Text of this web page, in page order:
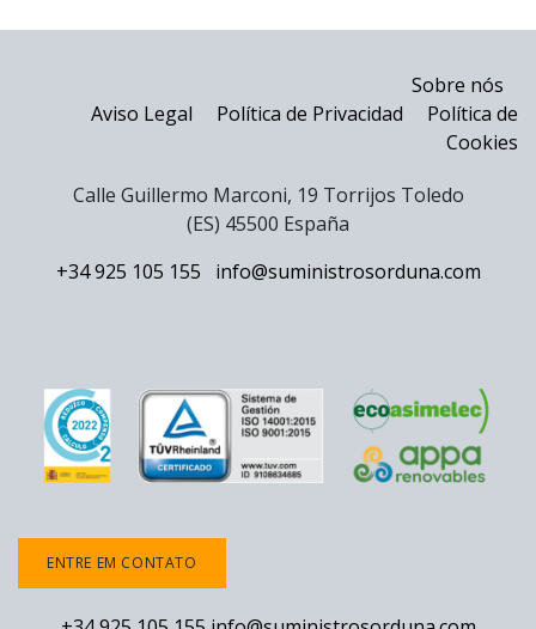
Sobre nós
Aviso Legal
Política de Privacidad
Política de
Cookies
Calle Guillermo Marconi, 19 Torrijos Toledo
(ES) 45500 España
+34 925 105 155
info@suministrosorduna.com
ENTRE EM CONTATO